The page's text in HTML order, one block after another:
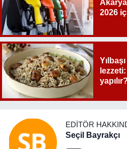
2026
yapılır?
EDITÖR
Seçil Bayrakçı